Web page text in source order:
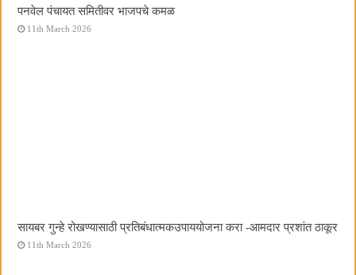
पनवेल पंचायत समितीवर भाजपचे कमळ
11th March 2026
सायबर गुन्हे रोखण्यासाठी प्रतिबंधात्मकउपाययोजना करा -आमदार प्रशांत ठाकूर
11th March 2026